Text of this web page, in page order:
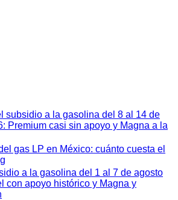
subsidio a la gasolina del 8 al 14 de
Premium casi sin apoyo y Magna a la
gas LP en México: cuánto cuesta el
a la gasolina del 1 al 7 de agosto
con apoyo histórico y Magna y